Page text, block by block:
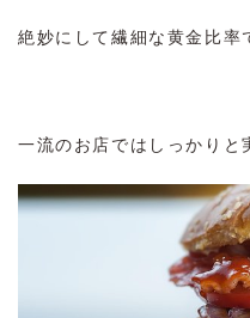
絶妙にして繊細な黄金比率
一流のお店ではしっかりと